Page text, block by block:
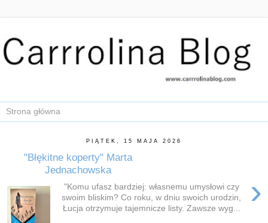
PIĄTEK, 15 MAJA 2026
"Błękitne koperty" Marta
Jednachowska
›
"Komu ufasz bardziej: własnemu umysłowi czy
swoim bliskim? Co roku, w dniu swoich urodzin,
Łucja otrzymuje tajemnicze listy. Zawsze wyg...